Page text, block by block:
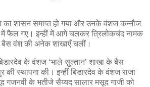
का शासन समाप्त हो गया और उनके वंशज कन्नौज
फैल गए। इन्हीं में आगे चलकर त्रिलोकचंद नामक
बैस वंश की अनेक शाखाएँ चलीं।
के वंशज ‘भाले सुल्तान’ शाखा के बैस
की स्थापना की। इन्हीं बिडारदेव के वंशज राजा
गजनवी के भतीजे सैय्यद सालार मसूद गाजी को